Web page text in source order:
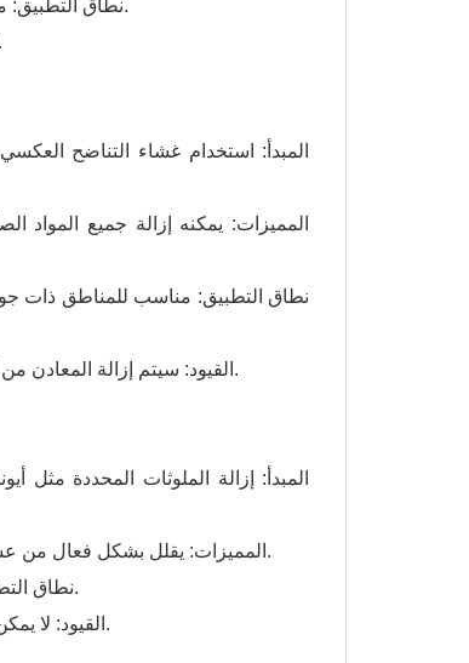
● نطاق التطبيق: مناسب للمناطق ذات جودة المياه الأفضل، مثل مياه الصنبور ذات الصلابة المنخفضة.
●القيود: غير قادر على إزالة الملوثات المذابة مثل المعادن الثقيلة والمركبات العضوية.
● القيود: سيتم إزالة المعادن من الماء، ويجب إضافة مادة معدنية لتحسين الطعم؛ ونسبة مياه الصرف الصحي عالية.
● المميزات: يقلل بشكل فعال من عسر المياه ويقلل من تكوين الترسبات الكلسية. يمكنه إزالة الملوثات المؤينة المحددة.
● نطاق التطبيق: يستخدم عادة في مناطق المياه العسرة أو يستخدم مع أنظمة الترشيح الأخرى.
القيود: لا يمكن استخدامه كنظام ترشيح رئيسي بمفرده، وقدرته على إزالة الملوثات الأخرى محدودة.